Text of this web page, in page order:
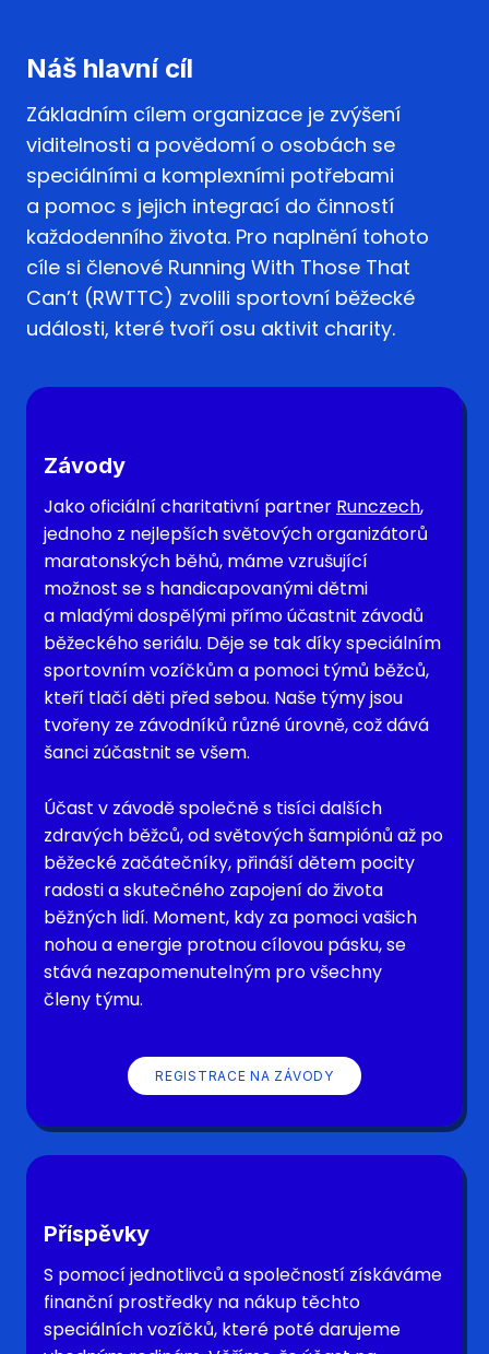
Náš hlavní cíl
Základním cílem organizace je zvýšení
viditelnosti a povědomí o osobách se
speciálními a komplexními potřebami
a pomoc s jejich integrací do činností
každodenního života. Pro naplnění tohoto
cíle si členové Running With Those That
Can’t (RWTTC) zvolili sportovní běžecké
události, které tvoří osu aktivit charity.
Závody
Jako oficiální charitativní partner Runczech,
jednoho z nejlepších světových organizátorů
maratonských běhů, máme vzrušující
možnost se s handicapovanými dětmi
a mladými dospělými přímo účastnit závodů
běžeckého seriálu. Děje se tak díky speciálním
sportovním vozíčkům a pomoci týmů běžců,
kteří tlačí děti před sebou. Naše týmy jsou
tvořeny ze závodníků různé úrovně, což dává
šanci zúčastnit se všem.
Účast v závodě společně s tisíci dalších
zdravých běžců, od světových šampiónů až po
běžecké začátečníky, přináší dětem pocity
radosti a skutečného zapojení do života
běžných lidí. Moment, kdy za pomoci vašich
nohou a energie protnou cílovou pásku, se
stává nezapomenutelným pro všechny
členy týmu.
REGISTRACE NA ZÁVODY
Příspěvky
S pomocí jednotlivců a společností získáváme
finanční prostředky na nákup těchto
speciálních vozíčků, které poté darujeme